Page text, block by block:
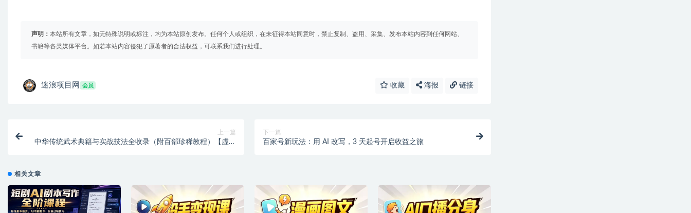
声明： 本站所有文章，如无特殊说明或标注，均为本站原创发布。任何个人或组织，在未征得本站同意时，禁止复制、盗用、采集、发布本站内容到任何网站、
书籍等各类媒体平台。如若本站内容侵犯了原著者的合法权益，可联系我们进行处理。
迷浪项目网 会员 收藏 海报 链接
上一篇
中华传统武术典籍与实战技法全收录（附百部珍稀教程）【虚拟
下一篇
百家号新玩法：用 AI 改写，3 天起号开启收益之旅
相关文章